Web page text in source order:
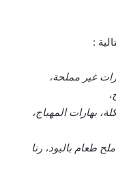
:
: ، لايت مكس اوميغا٣ مكسرات غير مملحة،
بهارات المهباج،
طعام باليود، رنا